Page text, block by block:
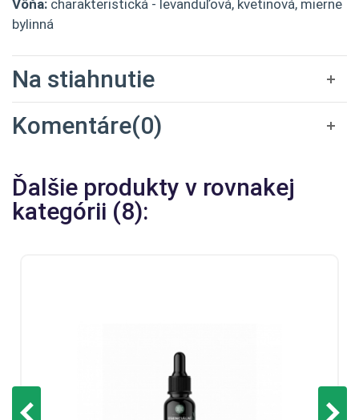
Vôňa: charakteristická - levanduľová, kvetinová, mierne
bylinná
Na stiahnutie
Komentáre(0)
Ďalšie produkty v rovnakej
kategórii (8):